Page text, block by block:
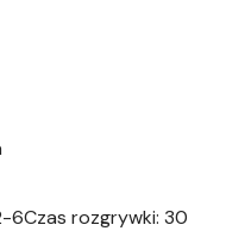
6Czas rozgrywki: 30